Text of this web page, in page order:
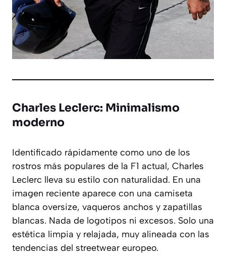
Charles Leclerc: Minimalismo
moderno
Identificado rápidamente como uno de los
rostros más populares de la F1 actual, Charles
Leclerc lleva su estilo con naturalidad. En una
imagen reciente aparece con una camiseta
blanca oversize, vaqueros anchos y zapatillas
blancas. Nada de logotipos ni excesos. Solo una
estética limpia y relajada, muy alineada con las
tendencias del streetwear europeo.